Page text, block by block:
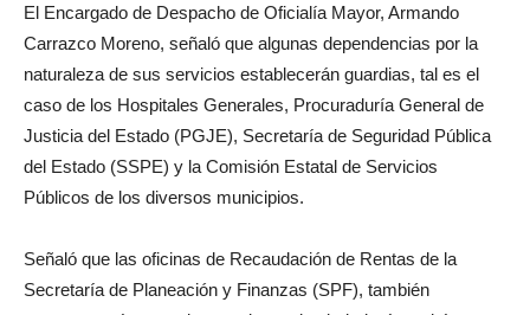
El Encargado de Despacho de Oficialía Mayor, Armando
Carrazco Moreno, señaló que algunas dependencias por la
naturaleza de sus servicios establecerán guardias, tal es el
caso de los Hospitales Generales, Procuraduría General de
Justicia del Estado (PGJE), Secretaría de Seguridad Pública
del Estado (SSPE) y la Comisión Estatal de Servicios
Públicos de los diversos municipios.
Señaló que las oficinas de Recaudación de Rentas de la
Secretaría de Planeación y Finanzas (SPF), también